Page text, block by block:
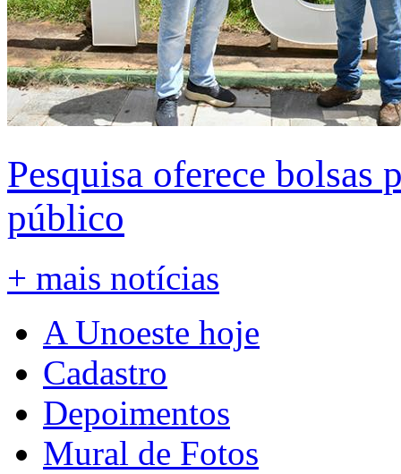
Pesquisa oferece bolsas
público
+ mais notícias
A Unoeste hoje
Cadastro
Depoimentos
Mural de Fotos